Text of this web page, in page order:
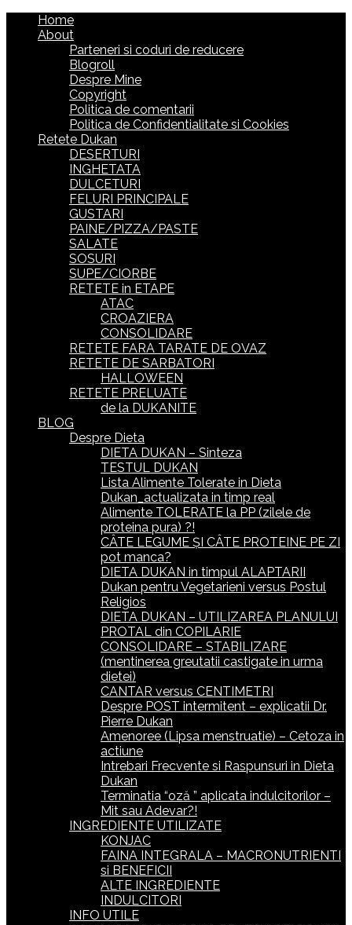
Home
About
Parteneri si coduri de reducere
Blogroll
Despre Mine
Copyright
Politica de comentarii
Politica de Confidentialitate si Cookies
Retete Dukan
DESERTURI
INGHETATA
DULCETURI
FELURI PRINCIPALE
GUSTARI
PAINE/PIZZA/PASTE
SALATE
SOSURI
SUPE/CIORBE
RETETE in ETAPE
ATAC
CROAZIERA
CONSOLIDARE
RETETE FARA TARATE DE OVAZ
RETETE DE SARBATORI
HALLOWEEN
RETETE PRELUATE
de la DUKANITE
BLOG
Despre Dieta
DIETA DUKAN – Sinteza
TESTUL DUKAN
Lista Alimente Tolerate in Dieta
Dukan_actualizata in timp real
Alimente TOLERATE la PP (zilele de
proteina pura) ?!
CÂTE LEGUME ȘI CÂTE PROTEINE PE ZI
pot manca?
DIETA DUKAN in timpul ALAPTARII
Dukan pentru Vegetarieni versus Postul
Religios
DIETA DUKAN – UTILIZAREA PLANULUI
PROTAL din COPILARIE
CONSOLIDARE – STABILIZARE
(mentinerea greutatii castigate in urma
dietei)
CANTAR versus CENTIMETRI
Despre POST intermitent – explicatii Dr.
Pierre Dukan
Amenoree (Lipsa menstruatie) – Cetoza in
actiune
Intrebari Frecvente si Raspunsuri in Dieta
Dukan
Terminatia “oză ” aplicata indulcitorilor –
Mit sau Adevar?!
INGREDIENTE UTILIZATE
KONJAC
FAINA INTEGRALA – MACRONUTRIENTI
si BENEFICII
ALTE INGREDIENTE
INDULCITORI
INFO UTILE